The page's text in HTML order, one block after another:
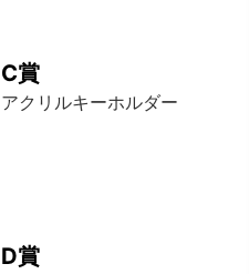
C賞
アクリルキーホルダー
D賞